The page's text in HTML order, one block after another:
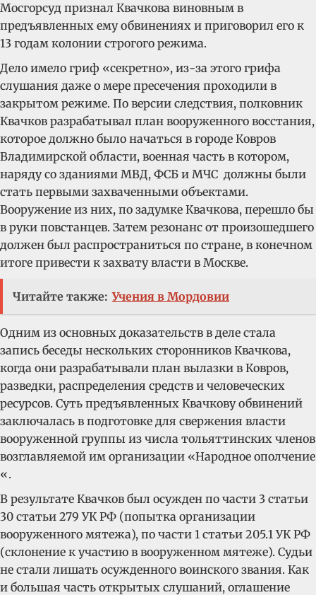
Мосгорсуд признал Квачкова виновным в
предъявленных ему обвинениях и приговорил его к
13 годам колонии строгого режима.
Дело имело гриф «секретно», из-за этого грифа
слушания даже о мере пресечения проходили в
закрытом режиме. По версии следствия, полковник
Квачков разрабатывал план вооруженного восстания,
которое должно было начаться в городе Ковров
Владимирской области, военная часть в котором,
наряду со зданиями МВД, ФСБ и МЧС должны были
стать первыми захваченными объектами.
Вооружение из них, по задумке Квачкова, перешло бы
в руки повстанцев. Затем резонанс от произошедшего
должен был распространиться по стране, в конечном
итоге привести к захвату власти в Москве.
Читайте также: Учения в Мордовии
Одним из основных доказательств в деле стала
запись беседы нескольких сторонников Квачкова,
когда они разрабатывали план вылазки в Ковров,
разведки, распределения средств и человеческих
ресурсов. Суть предъявленных Квачкову обвинений
заключалась в подготовке для свержения власти
вооруженной группы из числа тольяттинских членов
возглавляемой им организации «Народное ополчение
«.
В результате Квачков был осужден по части 3 статьи
30 статьи 279 УК РФ (попытка организации
вооруженного мятежа), по части 1 статьи 205.1 УК РФ
(склонение к участию в вооруженном мятеже). Судьи
не стали лишать осужденного воинского звания. Как
и большая часть открытых слушаний, оглашение